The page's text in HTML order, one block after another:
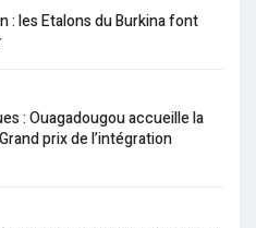
: les Etalons du Burkina font
: Ouagadougou accueille la
prix de l’intégration